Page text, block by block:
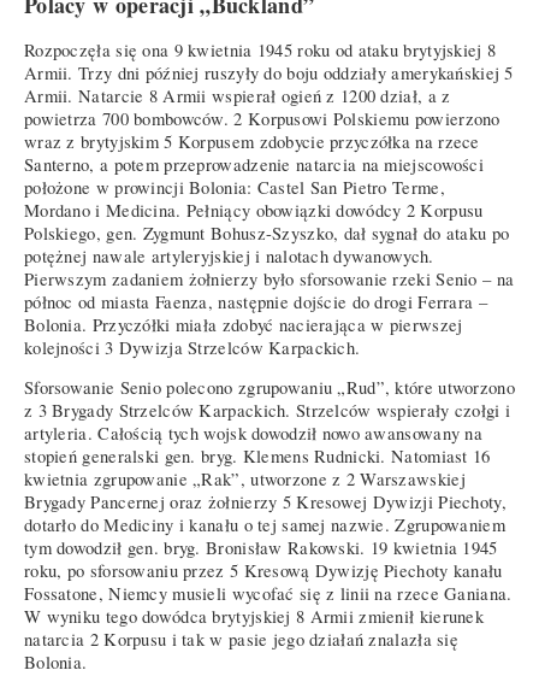
Rozpoczęła się ona 9 kwietnia 1945 roku od ataku brytyjskiej 8
Armii. Trzy dni później ruszyły do boju oddziały amerykańskiej 5
Armii. Natarcie 8 Armii wspierał ogień z 1200 dział, a z
powietrza 700 bombowców. 2 Korpusowi Polskiemu powierzono
wraz z brytyjskim 5 Korpusem zdobycie przyczółka na rzece
Santerno, a potem przeprowadzenie natarcia na miejscowości
położone w prowincji Bolonia: Castel San Pietro Terme,
Mordano i Medicina. Pełniący obowiązki dowódcy 2 Korpusu
Polskiego, gen. Zygmunt Bohusz-Szyszko, dał sygnał do ataku po
potężnej nawale artyleryjskiej i nalotach dywanowych.
Pierwszym zadaniem żołnierzy było sforsowanie rzeki Senio – na
północ od miasta Faenza, następnie dojście do drogi Ferrara –
Bolonia. Przyczółki miała zdobyć nacierająca w pierwszej
kolejności 3 Dywizja Strzelców Karpackich.
Sforsowanie Senio polecono zgrupowaniu „Rud”, które utworzono
z 3 Brygady Strzelców Karpackich. Strzelców wspierały czołgi i
artyleria. Całością tych wojsk dowodził nowo awansowany na
stopień generalski gen. bryg. Klemens Rudnicki. Natomiast 16
kwietnia zgrupowanie „Rak”, utworzone z 2 Warszawskiej
Brygady Pancernej oraz żołnierzy 5 Kresowej Dywizji Piechoty,
dotarło do Mediciny i kanału o tej samej nazwie. Zgrupowaniem
tym dowodził gen. bryg. Bronisław Rakowski. 19 kwietnia 1945
roku, po sforsowaniu przez 5 Kresową Dywizję Piechoty kanału
Fossatone, Niemcy musieli wycofać się z linii na rzece Ganiana.
W wyniku tego dowódca brytyjskiej 8 Armii zmienił kierunek
natarcia 2 Korpusu i tak w pasie jego działań znalazła się
Bolonia.